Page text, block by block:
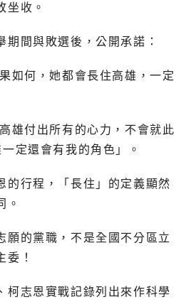
坐收。
期間與敗選後，公開承諾：
如何，她都會長住高雄，一定
雄付出所有的心力，不會就此
定還會有我的角色」。
的行程，「長住」的定義顯然
。
願的黨職，不是全國不分區立
委！
柯志恩實戰記錄列出來作科學